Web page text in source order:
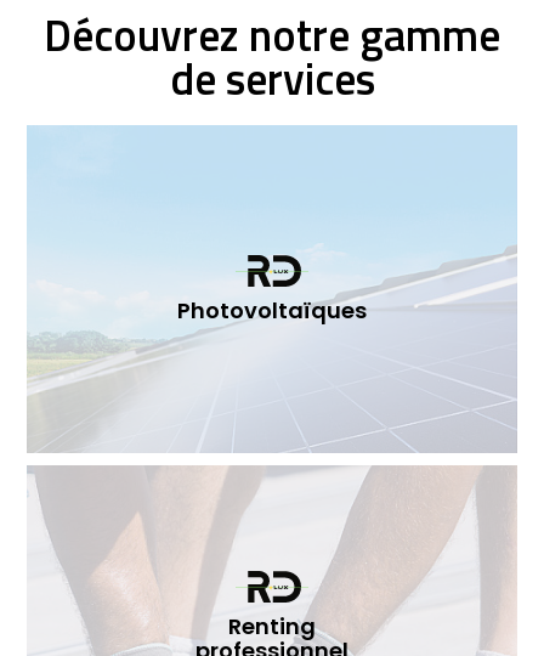
Découvrez notre gamme
de services
Photovoltaïques
Renting